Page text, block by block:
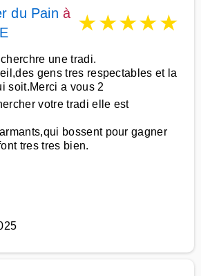
du Pain à ★★★★★
une tradi.
gens tres respectables et la
soit.Merci a vous 2
votre tradi elle est
bossent pour gagner
tres tres bien.